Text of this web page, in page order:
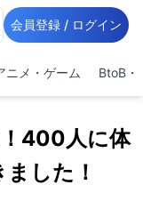
会員登録 / ログイン
ニメ・ゲーム BtoB・
400人に体
した！